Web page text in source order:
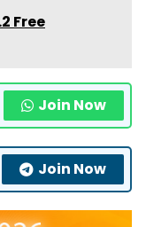
Free
Join Now
Join Now